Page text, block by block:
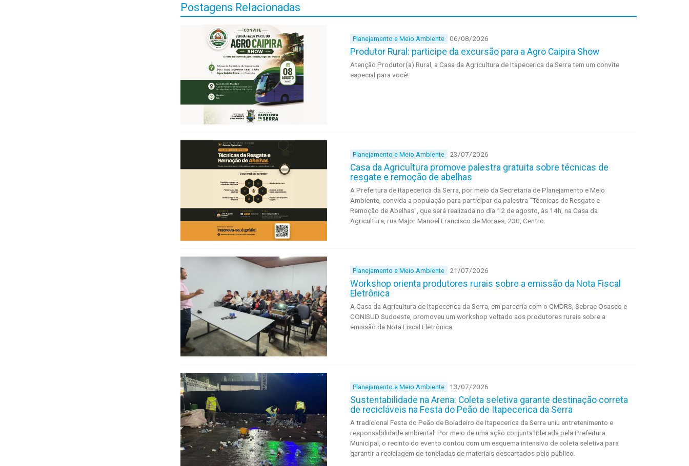
Postagens Relacionadas
Planejamento e Meio Ambiente 06/08/2026
Produtor Rural: participe da excursão para a Agro Caipira Show
Atenção Produtor(a) Rural, a Casa da Agricultura de Itapecerica da Serra tem um convite
especial para você!
Planejamento e Meio Ambiente 23/07/2026
Casa da Agricultura promove palestra gratuita sobre técnicas de
resgate e remoção de abelhas
A Prefeitura de Itapecerica da Serra, por meio da Secretaria de Planejamento e Meio
Ambiente, convida a população para participar da palestra "Técnicas de Resgate e
Remoção de Abelhas", que será realizada no dia 12 de agosto, às 14h, na Casa da
Agricultura, rua Major Manoel Francisco de Moraes, 230, Centro.
Planejamento e Meio Ambiente 21/07/2026
Workshop orienta produtores rurais sobre a emissão da Nota Fiscal
Eletrônica
A Casa da Agricultura de Itapecerica da Serra, em parceria com o CMDRS, Sebrae Osasco e
CONISUD Sudoeste, promoveu um workshop voltado aos produtores rurais sobre a
emissão da Nota Fiscal Eletrônica.
Planejamento e Meio Ambiente 13/07/2026
Sustentabilidade na Arena: Coleta seletiva garante destinação correta
de recicláveis na Festa do Peão de Itapecerica da Serra
A tradicional Festa do Peão de Boiadeiro de Itapecerica da Serra uniu entretenimento e
responsabilidade ambiental. Por meio de uma ação conjunta liderada pela Prefeitura
Municipal, o recinto do evento contou com um esquema intensivo de coleta seletiva para
garantir a reciclagem de toneladas de materiais descartados pelo público.